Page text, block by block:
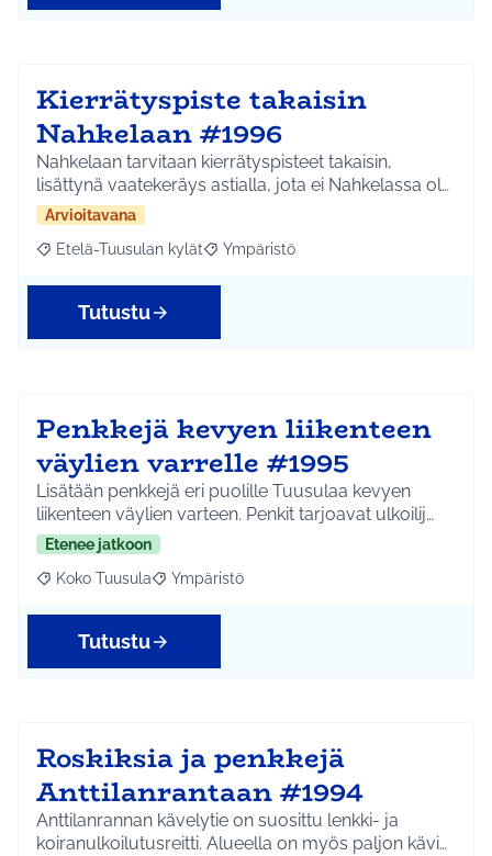
Kierrätyspiste takaisin
Nahkelaan #1996
Nahkelaan tarvitaan kierrätyspisteet takaisin,
lisättynä vaatekeräys astialla, jota ei Nahkelassa ol…
Arvioitavana
Rajaa tulokset aihepiirin mukaan: Etelä-Tuusulan kylät
Etelä-Tuusulan kylät Rajaa tulokset teeman mukaan:
Ympäristö
Tutustu
Penkkejä kevyen liikenteen
väylien varrelle #1995
Lisätään penkkejä eri puolille Tuusulaa kevyen
liikenteen väylien varteen. Penkit tarjoavat ulkoilij…
Etenee jatkoon
Rajaa tulokset aihepiirin mukaan: Koko Tuusula
Koko Tuusula Rajaa tulokset teeman mukaan: Ympäristö
Ympäristö
Tutustu
Roskiksia ja penkkejä
Anttilanrantaan #1994
Anttilanrannan kävelytie on suosittu lenkki- ja
koiranulkoilutusreitti. Alueella on myös paljon kävi…